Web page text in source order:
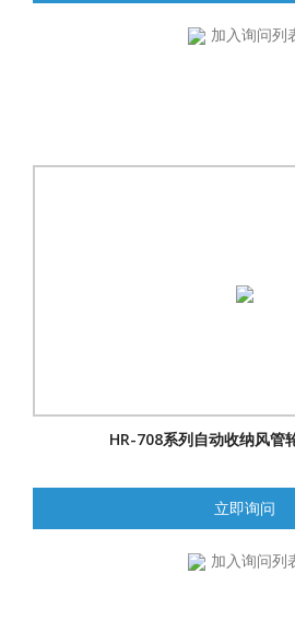
加入询问列
HR-708系列自动收纳风管
立即询问
加入询问列